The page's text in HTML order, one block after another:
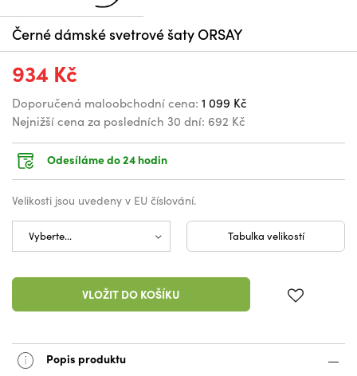
Černé dámské svetrové šaty ORSAY
934 Kč
Doporučená maloobchodní cena: 1 099 Kč
Nejnižší cena za posledních 30 dní: 692 Kč
Odesíláme do 24 hodin
Velikosti jsou uvedeny v EU číslování.
Tabulka velikostí
VLOŽIT DO KOŠÍKU
Popis produktu